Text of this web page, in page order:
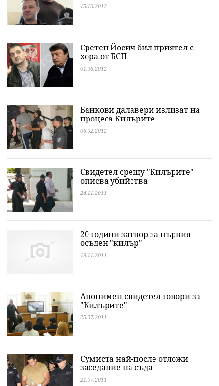
15.10.2012
Сретен Йосич бил приятел с
хора от БСП
01.06.2012
Банкови далавери излизат на
процеса Килърите
06.02.2012
Свидетел срещу "Килърите"
описва убийства
24.11.2011
20 години затвор за първия
осъден "килър"
19.11.2011
Анонимен свидетел говори за
"Килърите"
25.07.2011
Сумиста най-после отложи
заседание на съда
21.07.2011